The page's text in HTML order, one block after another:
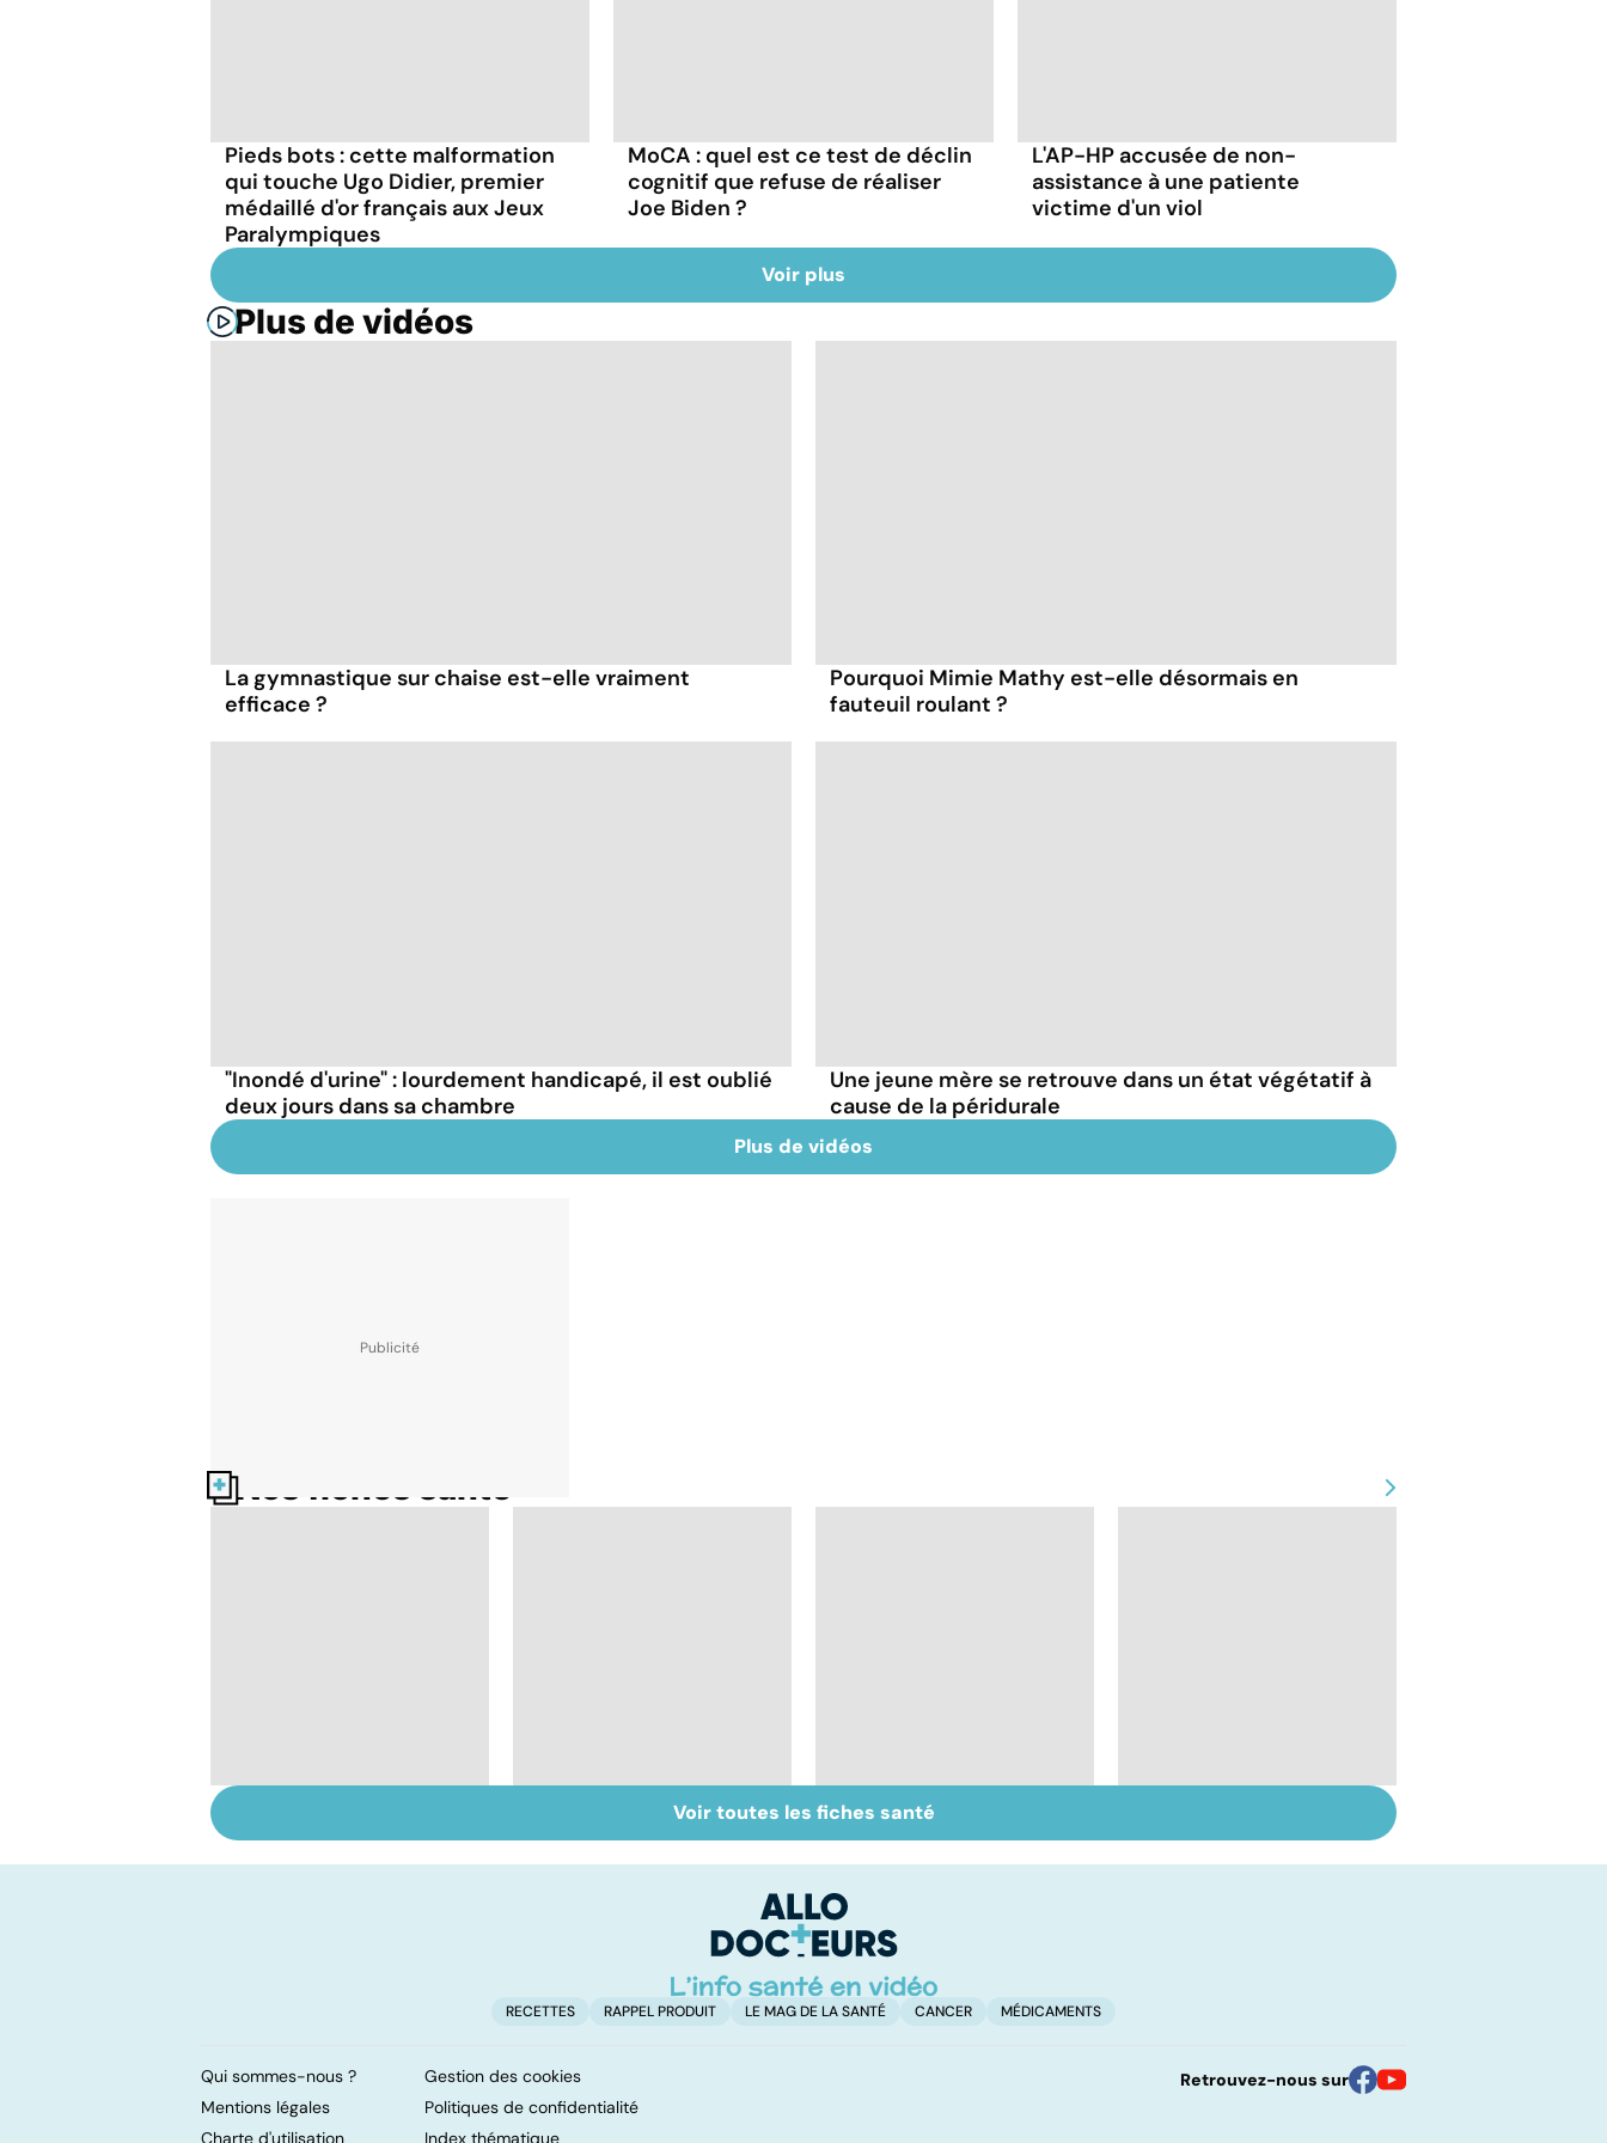
Pieds bots : cette malformation
qui touche Ugo Didier, premier
médaillé d'or français aux Jeux
Paralympiques
MoCA : quel est ce test de déclin
cognitif que refuse de réaliser
Joe Biden ?
L'AP-HP accusée de non-
assistance à une patiente
victime d'un viol
Voir plus
Plus de vidéos
La gymnastique sur chaise est-elle vraiment
efficace ?
Pourquoi Mimie Mathy est-elle désormais en
fauteuil roulant ?
"Inondé d'urine" : lourdement handicapé, il est oublié
deux jours dans sa chambre
Une jeune mère se retrouve dans un état végétatif à
cause de la péridurale
Plus de vidéos
Nos fiches santé
le bégaiement ?
Accident vasculaire
cérébral : l'enfant
Comprendre les
myopathies
Voir toutes les fiches santé
RECETTES RAPPEL PRODUIT LE MAG DE LA SANTÉ CANCER MÉDICAMENTS
Qui sommes-nous ?
Gestion des cookies
Mentions légales
Politiques de confidentialité
Charte d'utilisation
Index thématique
Retrouvez-nous sur